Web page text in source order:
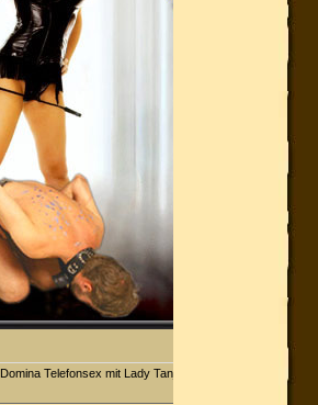
Domina Telefonsex mit Lady Tanja